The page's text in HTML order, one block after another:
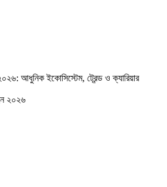
আধুনিক ইকোসিস্টেম, ট্রেন্ড ও ক্যারিয়ার